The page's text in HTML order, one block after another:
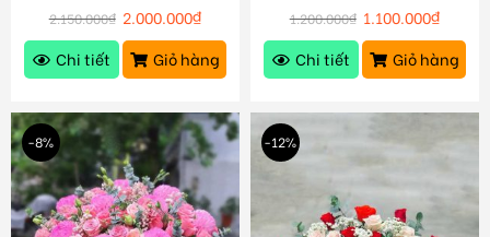
2.150.000₫ 2.000.000₫
Chi tiết
Giỏ hàng
1.200.000₫ 1.100.000₫
Chi tiết
Giỏ hàng
-8% -12%